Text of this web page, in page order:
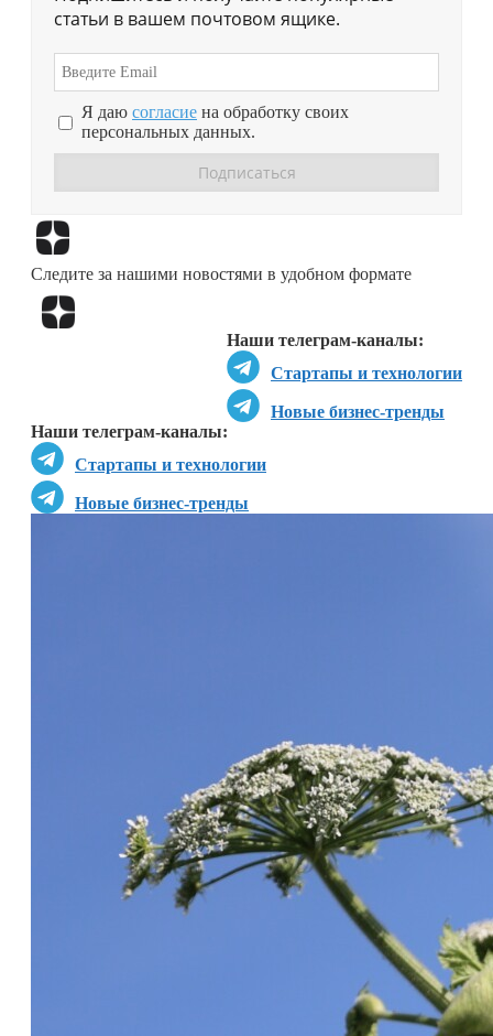
статьи в вашем почтовом ящике.
Я даю согласие на обработку своих
персональных данных.
Следите за нашими новостями в удобном формате
Наши телеграм-каналы:
Стартапы и технологии
Новые бизнес-тренды
Наши телеграм-каналы:
Стартапы и технологии
Новые бизнес-тренды